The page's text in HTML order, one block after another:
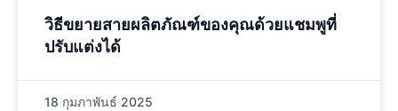
วิธีขยายสายผลิตภัณฑ์ของคุณด้วยแชมพูที่
ปรับแต่งได้
18 กุมภาพันธ์ 2025